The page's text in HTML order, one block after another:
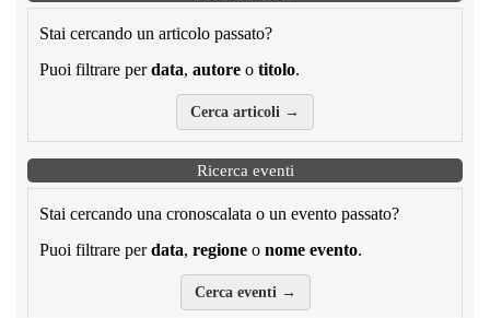
Stai cercando un articolo passato?
Puoi filtrare perdata, autore o titolo.
Cerca articoli →
Ricerca eventi
Stai cercando una cronoscalata o un evento passato?
Puoi filtrare perdata, regione o nome evento.
Cerca eventi →